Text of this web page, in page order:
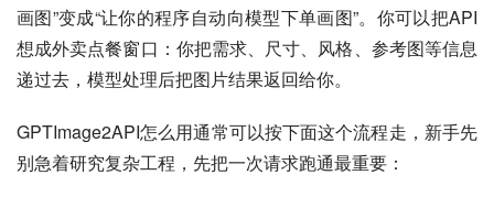
画图”变成“让你的程序自动向模型下单画图”。你可以把API
想成外卖点餐窗口：你把需求、尺寸、风格、参考图等信息
递过去，模型处理后把图片结果返回给你。
GPTImage2API怎么用通常可以按下面这个流程走，新手先
别急着研究复杂工程，先把一次请求跑通最重要：